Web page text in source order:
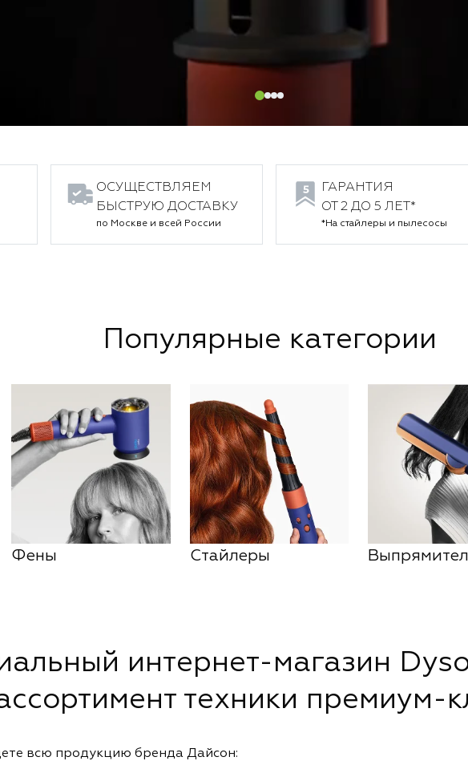
ОСУЩЕСТВЛЯЕМ
БЫСТРУЮ ДОСТАВКУ
по Москве и всей России
ГАРАНТИЯ
ОТ 2 ДО 5 ЛЕТ*
*На стайлеры и пылесосы
Популярные категории
Фены Стайлеры
интернет-магазин
техники премиум-
всю продукцию бренда Дайсон: